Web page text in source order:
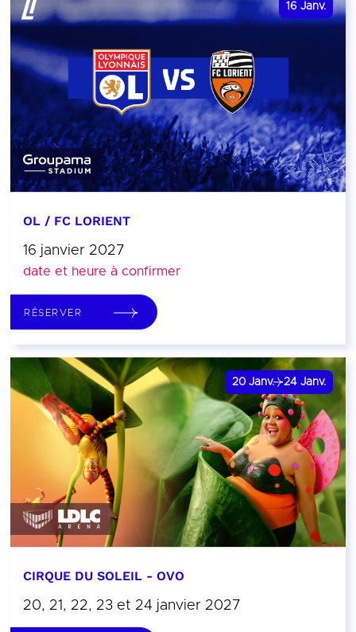
16 Janv.
OL / FC LORIENT
16 janvier 2027
date et heure à confirmer
RÉSERVER
20 Janv. 24 Janv.
CIRQUE DU SOLEIL - OVO
20, 21, 22, 23 et 24 janvier 2027